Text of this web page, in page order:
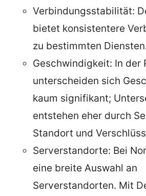
Verbindungsstabilität:
bietet konsistentere
zu bestimmten
Geschwindigkeit: In der
unterscheiden sich
kaum signifikant;
entstehen eher durch
Standort und
Serverstandorte: Bei
eine breite Auswahl an
Serverstandorten. Mit